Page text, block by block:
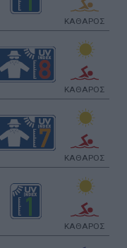
ΚΑΘΑΡΟΣ
ΚΑΘΑΡΟΣ
ΚΑΘΑΡΟΣ
ΚΑΘΑΡΟΣ